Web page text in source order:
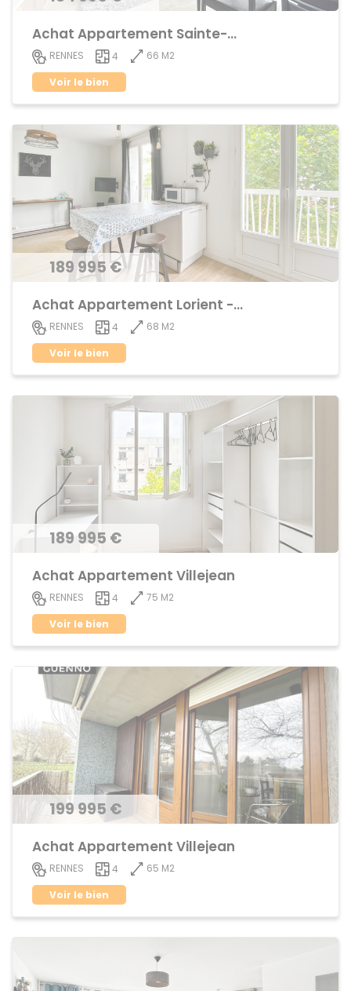
Achat Appartement Sainte-Thérèse
RENNES 4
66 M2
Voir le bien
189 995 €
Achat Appartement Lorient - Saint-Brieuc
RENNES 4
68 M2
Voir le bien
189 995 €
Achat Appartement Villejean
RENNES 4
75 M2
Voir le bien
199 995 €
Achat Appartement Villejean
RENNES 4
65 M2
Voir le bien